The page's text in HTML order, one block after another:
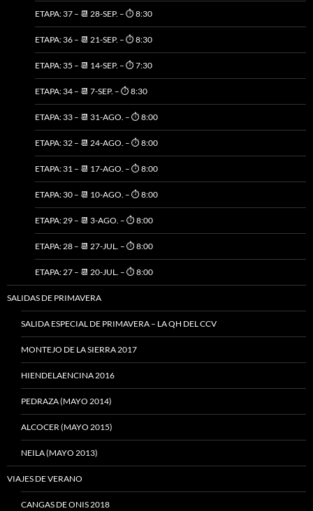
ETAPA: 37 – 📆 28-SEP. – ⏱️ 8:30
ETAPA: 36 – 📆 21-SEP. – ⏱️ 8:30
ETAPA: 35 – 📆 14-SEP. – ⏱️ 7:30
ETAPA: 34 – 📆 7-SEP. – ⏱️ 8:30
ETAPA: 33 – 📆 31-AGO. – ⏱️ 8:00
ETAPA: 32 – 📆 24-AGO. – ⏱️ 8:00
ETAPA: 31 – 📆 17-AGO. – ⏱️ 8:00
ETAPA: 30 – 📆 10-AGO. – ⏱️ 8:00
ETAPA: 29 – 📆 3-AGO. – ⏱️ 8:00
ETAPA: 28 – 📆 27-JUL. – ⏱️ 8:00
ETAPA: 27 – 📆 20-JUL. – ⏱️ 8:00
SALIDAS DE PRIMAVERA
SALIDA ESPECIAL DE PRIMAVERA – LA QH DEL CCV
MONTEJO DE LA SIERRA 2017
HIENDELAENCINA 2016
PEDRAZA (MAYO 2014)
ALCOCER (MAYO 2015)
NEILA (MAYO 2013)
VIAJES DE VERANO
CANGAS DE ONIS 2018